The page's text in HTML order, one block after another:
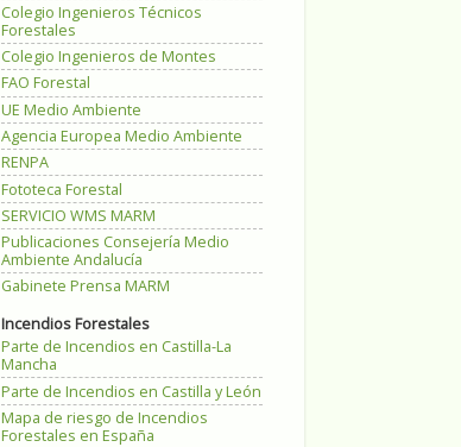
Colegio Ingenieros Técnicos
Forestales
Colegio Ingenieros de Montes
FAO Forestal
UE Medio Ambiente
Agencia Europea Medio Ambiente
RENPA
Fototeca Forestal
SERVICIO WMS MARM
Publicaciones Consejería Medio
Ambiente Andalucía
Gabinete Prensa MARM
Incendios Forestales
Parte de Incendios en Castilla-La
Mancha
Parte de Incendios en Castilla y León
Mapa de riesgo de Incendios
Forestales en España